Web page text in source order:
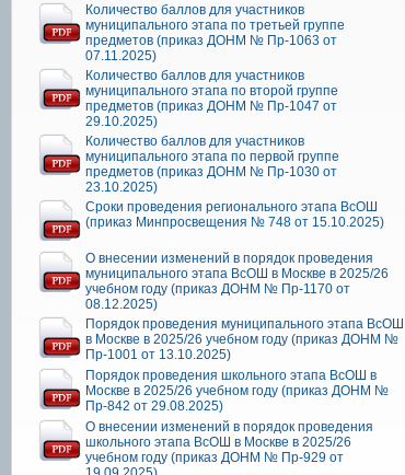
Количество баллов для участников
муниципального этапа по третьей группе
предметов (приказ ДОНМ № Пр-1063 от
07.11.2025)
Количество баллов для участников
муниципального этапа по второй группе
предметов (приказ ДОНМ № Пр-1047 от
29.10.2025)
Количество баллов для участников
муниципального этапа по первой группе
предметов (приказ ДОНМ № Пр-1030 от
23.10.2025)
Сроки проведения регионального этапа ВсОШ
(приказ Минпросвещения № 748 от 15.10.2025)
О внесении изменений в порядок проведения
муниципального этапа ВсОШ в Москве в 2025/26
учебном году (приказ ДОНМ № Пр-1170 от
08.12.2025)
Порядок проведения муниципального этапа ВсОШ
в Москве в 2025/26 учебном году (приказ ДОНМ №
Пр-1001 от 13.10.2025)
Порядок проведения школьного этапа ВсОШ в
Москве в 2025/26 учебном году (приказ ДОНМ №
Пр-842 от 29.08.2025)
О внесении изменений в порядок проведения
школьного этапа ВсОШ в Москве в 2025/26
учебном году (приказ ДОНМ № Пр-929 от